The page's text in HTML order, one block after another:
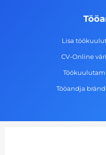
Lisa
CV-Online
Tööandja